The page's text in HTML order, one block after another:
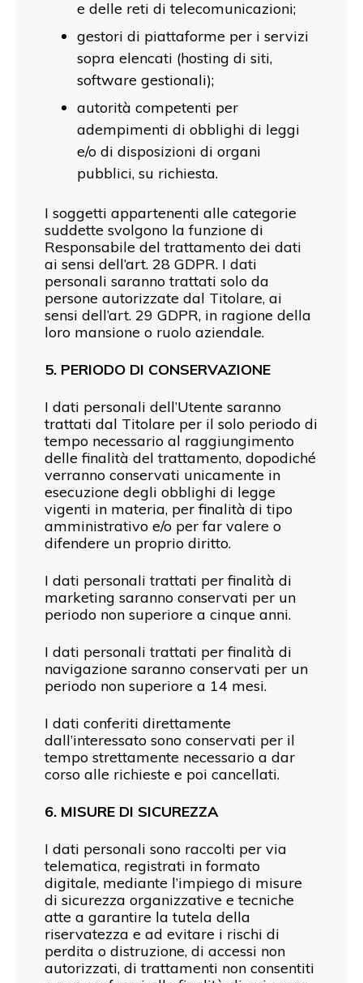
e delle reti di telecomunicazioni;
gestori di piattaforme per i servizi
sopra elencati (hosting di siti,
software gestionali);
autorità competenti per
adempimenti di obblighi di leggi
e/o di disposizioni di organi
pubblici, su richiesta.
I soggetti appartenenti alle categorie
suddette svolgono la funzione di
Responsabile del trattamento dei dati
ai sensi dell’art. 28 GDPR. I dati
personali saranno trattati solo da
persone autorizzate dal Titolare, ai
sensi dell’art. 29 GDPR, in ragione della
loro mansione o ruolo aziendale.
5. PERIODO DI CONSERVAZIONE
I dati personali dell’Utente saranno
trattati dal Titolare per il solo periodo di
tempo necessario al raggiungimento
delle finalità del trattamento, dopodiché
verranno conservati unicamente in
esecuzione degli obblighi di legge
vigenti in materia, per finalità di tipo
amministrativo e/o per far valere o
difendere un proprio diritto.
I dati personali trattati per finalità di
marketing saranno conservati per un
periodo non superiore a cinque anni.
I dati personali trattati per finalità di
navigazione saranno conservati per un
periodo non superiore a 14 mesi.
I dati conferiti direttamente
dall’interessato sono conservati per il
tempo strettamente necessario a dar
corso alle richieste e poi cancellati.
6. MISURE DI SICUREZZA
I dati personali sono raccolti per via
telematica, registrati in formato
digitale, mediante l’impiego di misure
di sicurezza organizzative e tecniche
atte a garantire la tutela della
riservatezza e ad evitare i rischi di
perdita o distruzione, di accessi non
autorizzati, di trattamenti non consentiti